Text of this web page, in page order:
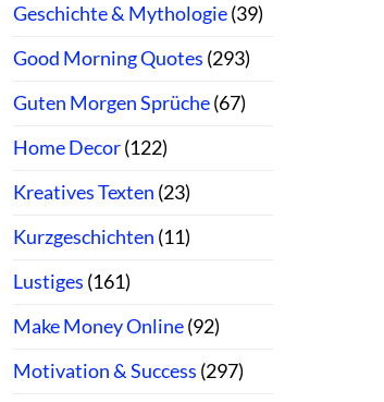
Geschichte & Mythologie(39)
Good Morning Quotes (293)
Guten Morgen Sprüche(67)
Home Decor(122)
Kreatives Texten (23)
Kurzgeschichten (11)
Lustiges (161)
Make Money Online(92)
Motivation & Success (297)